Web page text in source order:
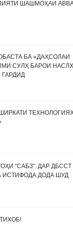
ШАШМОҲАИ
БА «ДАҲСОЛАИ
СУЛҲ БАРОИ
ГАРДИД
“САБЗ”: ДАР ДБССТ
ИСТИФОДА ДОДА ШУД